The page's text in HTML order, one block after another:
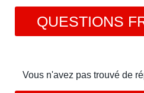
QUESTIONS
Vous n'avez pas trouvé de